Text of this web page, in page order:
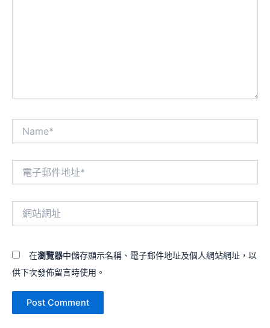
件
址
在瀏覽器中儲存顯示名稱、電子郵件地址及個人網站網址，以
供下次發佈留言時使用。